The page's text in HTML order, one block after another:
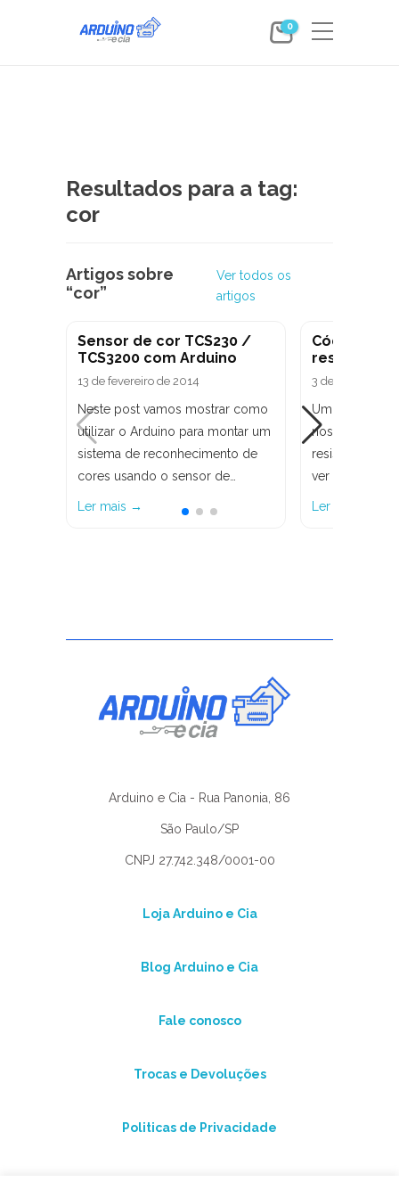
0
Resultados para a tag:
cor
Artigos sobre
“cor”
Ver todos os
artigos
Sensor de cor TCS230 /
TCS3200 com Arduino
13 de fevereiro de 2014
Neste post vamos mostrar como
utilizar o Arduino para montar um
sistema de reconhecimento de
cores usando o sensor de…
Ler mais →
Código de
resistores
3 de agosto de
Um
nos circuitos
resistores, e
ver como
Ler mais →
Arduino e Cia - Rua Panonia, 86
São Paulo/SP
CNPJ 27.742.348/0001-00
Loja Arduino e Cia
Blog Arduino e Cia
Fale conosco
Trocas e Devoluções
Politicas de Privacidade